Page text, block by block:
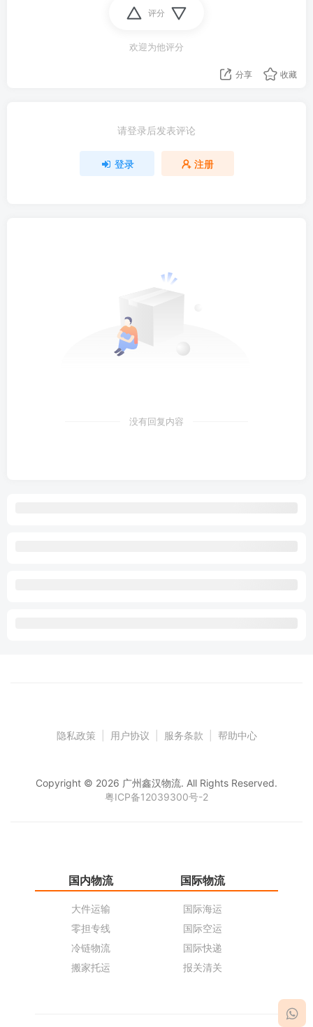
评分
欢迎为他评分
分享 收藏
请登录后发表评论
登录 注册
没有回复内容
隐私政策 用户协议 服务条款 帮助中心
Copyright © 2026 广州鑫汉物流. All Rights Reserved.
粤ICP备12039300号-2
国内物流
大件运输
零担专线
冷链物流
搬家托运
国际物流
国际海运
国际空运
国际快递
报关清关